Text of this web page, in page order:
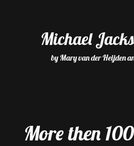
Michael
by Mary van der Heijden
More then